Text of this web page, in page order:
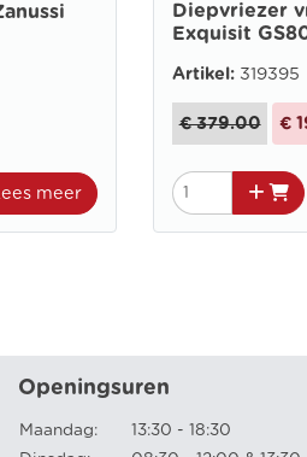
meer
Diepvriezer
Exquisit
Artikel: 319395
€ 379.00 €
Openingsuren
Maandag:
13:30 - 18:30